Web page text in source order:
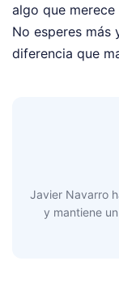
algo que
No esperes más
diferencia que
Javier Navarro
y mantiene